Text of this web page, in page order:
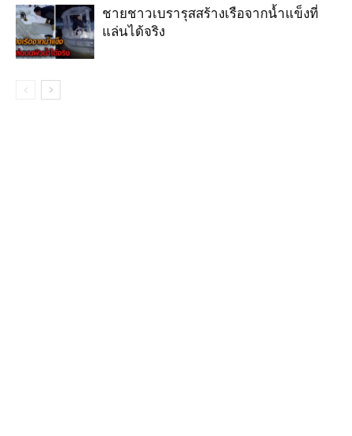
ชายชาวเบรารุสสร้างเรือจากน้ำแข็งที่
แล่นได้จริง